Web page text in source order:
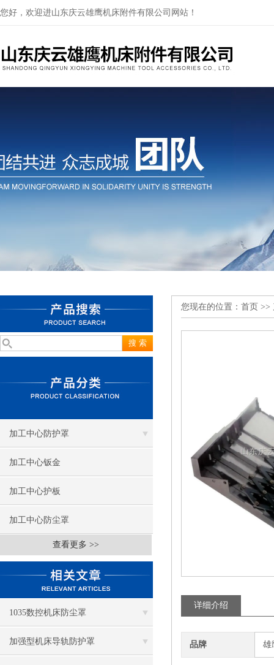
您好，欢迎进山东庆云雄鹰机床附件有限公司网站！
加工中心防护罩
加工中心钣金
加工中心护板
加工中心防尘罩
查看更多 >>
1035数控机床防尘罩
加强型机床导轨防护罩
您现在的位置： 首页 >>
详细介绍
品牌 雄